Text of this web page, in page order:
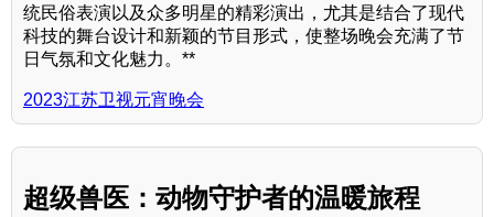
统民俗表演以及众多明星的精彩演出，尤其是结合了现代
科技的舞台设计和新颖的节目形式，使整场晚会充满了节
日气氛和文化魅力。**
2023江苏卫视元宵晚会
超级兽医：动物守护者的温暖旅程